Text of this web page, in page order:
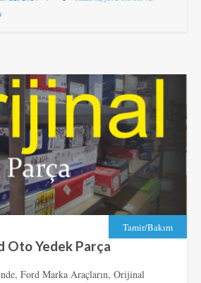
Tamir/Bakım
Oto Yedek Parça
Ford Marka Araçların, Orijinal